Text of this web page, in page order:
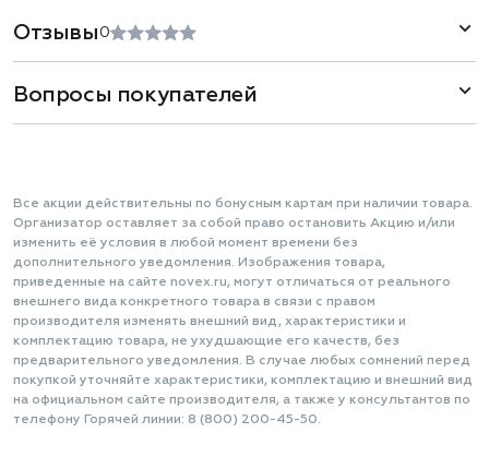
Отзывы 0
Вопросы покупателей
Все акции действительны по бонусным картам при наличии товара.
Организатор оставляет за собой право остановить Акцию и/или
изменить её условия в любой момент времени без
дополнительного уведомления. Изображения товара,
приведенные на сайте novex.ru, могут отличаться от реального
внешнего вида конкретного товара в связи с правом
производителя изменять внешний вид, характеристики и
комплектацию товара, не ухудшающие его качеств, без
предварительного уведомления. В случае любых сомнений перед
покупкой уточняйте характеристики, комплектацию и внешний вид
на официальном сайте производителя, а также у консультантов по
телефону Горячей линии: 8 (800) 200-45-50.